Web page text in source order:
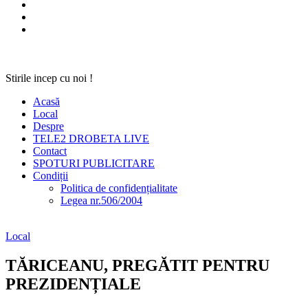
Stirile incep cu noi !
Acasă
Local
Despre
TELE2 DROBETA LIVE
Contact
SPOTURI PUBLICITARE
Condiții
Politica de confidențialitate
Legea nr.506/2004
Local
TĂRICEANU, PREGĂTIT PENTRU
PREZIDENȚIALE